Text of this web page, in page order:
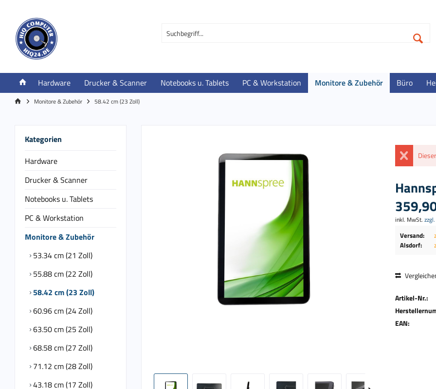
Hardware Drucker & Scanner Notebooks u. Tablets PC & Workstation Monitore & Zubehör Büro
Monitore & Zubehör 58.42 cm (23 Zoll)
Kategorien
Hardware
Drucker & Scanner
Notebooks u. Tablets
PC & Workstation
Monitore & Zubehör
53.34 cm (21 Zoll)
55.88 cm (22 Zoll)
58.42 cm (23 Zoll)
60.96 cm (24 Zoll)
63.50 cm (25 Zoll)
68.58 cm (27 Zoll)
71.12 cm (28 Zoll)
43.18 cm (17 Zoll)
inkl. MwSt.
Versand:
Alsdorf:
Artikel-Nr.:
EAN: